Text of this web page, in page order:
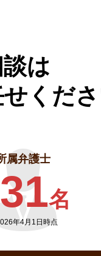
は
くだ
属弁護士
名
年4月1日時点